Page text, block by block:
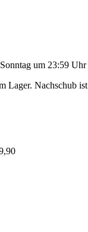
Sonntag um 23:59 Uhr
Lager. Nachschub